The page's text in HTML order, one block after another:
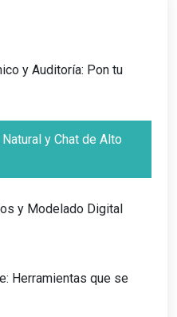
y Auditoría: Pon tu
y Chat de Alto
y Modelado Digital
Herramientas que se